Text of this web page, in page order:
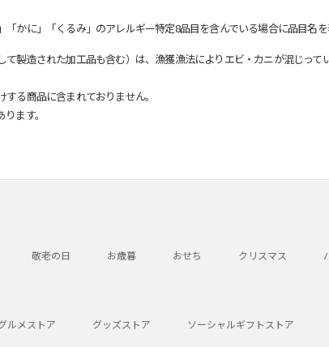
かに」「くるみ」のアレルギー特定8品目を含んでいる場合に品目名を
製造された加工品も含む）は、漁獲漁法によりエビ・カニが混じっ
る商品に含まれておりません。
ます。
敬老の日 お歳暮 おせち クリスマス
ルメストア グッズストア ソーシャルギフトストア